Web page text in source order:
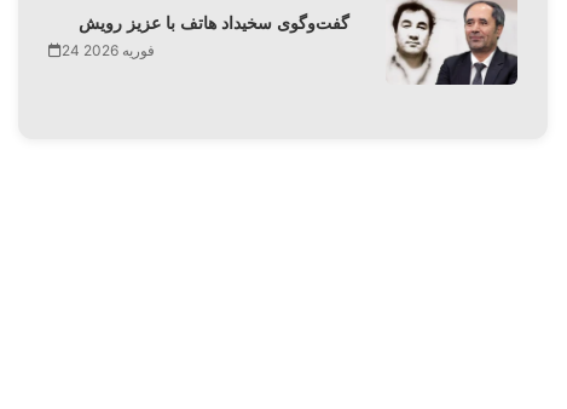
گفت‌وگوی سخیداد هاتف با عزیز رویش
24 فوریه 2026